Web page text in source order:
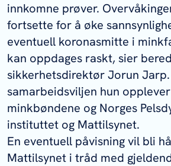
innkomne prøver.
fortsette for å øke
eventuell koronasmitte i
kan oppdages raskt, sier
sikkerhetsdirektør Jorun
samarbeidsviljen hun
minkbøndene og Norges
instituttet og Mattilsynet.
En eventuell påvisning vil bli
Mattilsynet i tråd med